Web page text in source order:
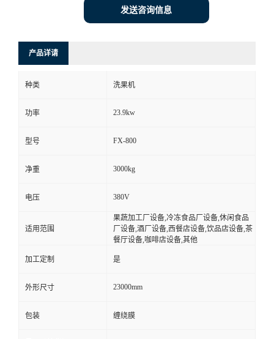
发送咨询信息
产品详请
种类 洗果机
功率 23.9kw
型号 FX-800
净重 3000kg
电压 380V
适用范围
果蔬加工厂设备,冷冻食品厂设备,休闲食品
厂设备,酒厂设备,西餐店设备,饮品店设备,茶
餐厅设备,咖啡店设备,其他
加工定制 是
外形尺寸 23000mm
包装 缠绕膜